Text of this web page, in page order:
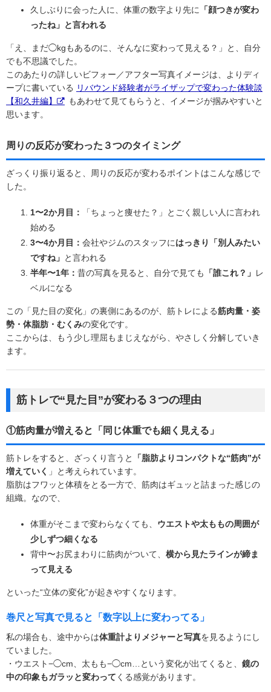
久しぶりに会った人に、体重の数字より先に
「顔つきが変わ
ったね」と言われる
「え、まだ◯kgもあるのに、そんなに変わって見える？」と、自分
でも不思議でした。
このあたりの詳しいビフォー／アフター写真イメージは、よりディ
ープに書いている リバウンド経験者がライザップで変わった体験談
【和久井編】
もあわせて見てもらうと、イメージが掴みやすいと
思います。
周りの反応が変わった３つのタイミング
ざっくり振り返ると、周りの反応が変わるポイントはこんな感じで
した。
1〜2か月目：
「ちょっと痩せた？」とごく親しい人に言われ
始める
3〜4か月目： 会社やジムのスタッフにはっきり「別人みたい
ですね」 と言われる
半年〜1年： 昔の写真を見ると、自分で見ても 「誰これ？」 レ
ベルになる
この「見た目の変化」の裏側にあるのが、筋トレによる筋肉量・姿
勢・体脂肪・むくみの変化です。
ここからは、もう少し理屈もまじえながら、やさしく分解していき
ます。
筋トレで“見た目”が変わる３つの理由
①筋肉量が増えると「同じ体重でも細く見える」
筋トレをすると、ざっくり言うと
「脂肪よりコンパクトな“筋肉”が
増えていく 」と考えられています。
脂肪はフワッと体積をとる一方で、筋肉はギュッと詰まった感じの
組織。なので、
体重がそこまで変わらなくても、 ウエストや太ももの周囲が
少しずつ細くなる
背中〜お尻まわりに筋肉がついて、 横から見たラインが締ま
って見える
といった“立体の変化”が起きやすくなります。
巻尺と写真で見ると「数字以上に変わってる」
私の場合も、途中からは体重計よりメジャーと写真を見るようにし
ていました。
・ウエスト−◯cm、太もも−◯cm…という変化が出てくると、 鏡の
中の印象もガラッと変わって くる感覚があります。